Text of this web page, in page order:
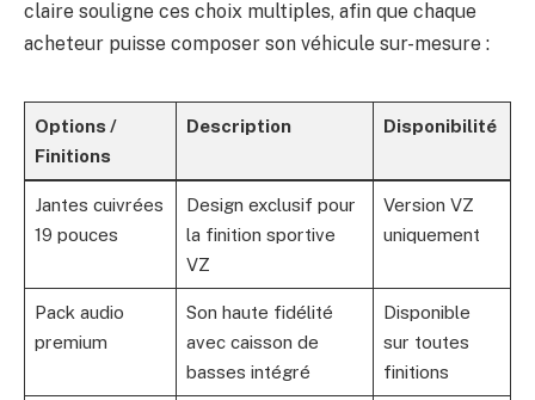
claire souligne ces choix multiples, afin que chaque
acheteur puisse composer son véhicule sur-mesure :
Options /
Finitions
Description Disponibilité
Jantes cuivrées
19 pouces
Design exclusif pour
la finition sportive
VZ
Version VZ
uniquement
Pack audio
premium
Son haute fidélité
avec caisson de
basses intégré
Disponible
sur toutes
finitions